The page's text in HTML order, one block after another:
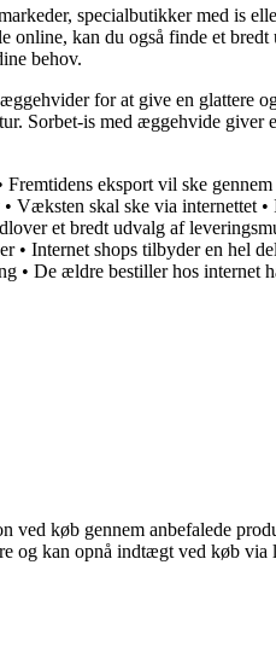
specialbutikker med is
kan du også finde et
behov.
for at give en
Sorbet-is med æggehvide
Fremtidens eksport vil ske
• Væksten skal ske via internettet •
et bredt udvalg af
• Internet shops tilbyder en hel
• De ældre bestiller hos internet
ved køb gennem anbefalede
og kan opnå indtægt ved køb